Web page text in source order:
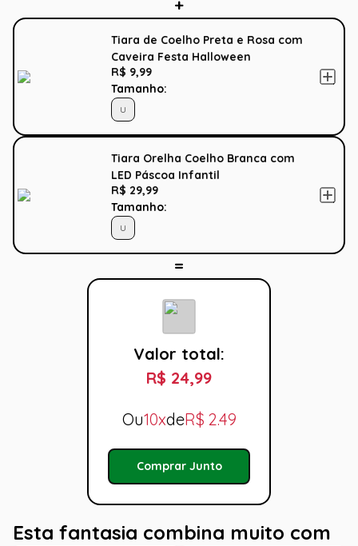
Tiara de Coelho Preta e Rosa com
Caveira Festa Halloween
R$ 9,99
Tamanho:
U
Tiara Orelha Coelho Branca com
LED Páscoa Infantil
R$ 29,99
Tamanho:
U
Valor total:
R$ 24,99
Ou10xdeR$ 2.49
Comprar Junto
Esta fantasia combina muito com